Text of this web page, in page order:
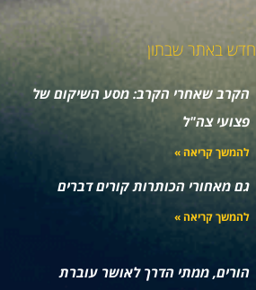
חדש באתר שבתון
הקרב שאחרי הקרב: מסע השיקום של
פצועי צה"ל
להמשך קריאה »
גם מאחורי הכותרות קורים דברים
להמשך קריאה »
הורים, ממתי הדרך לאושר עוברת